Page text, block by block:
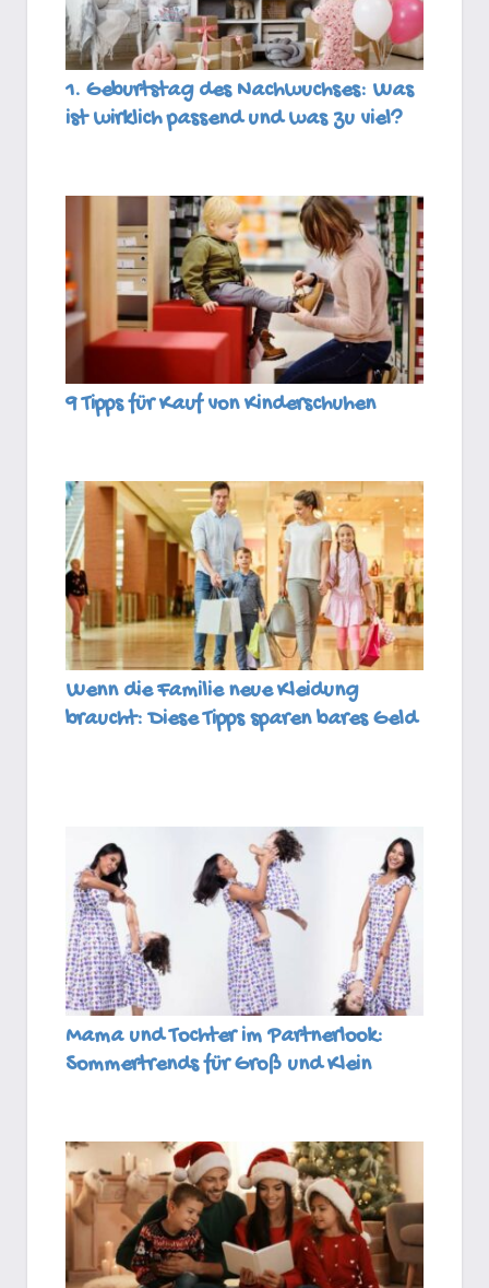
1. Geburtstag des Nachwuchses: Was
ist wirklich passend und was zu viel?
9 Tipps für Kauf von Kinderschuhen
Wenn die Familie neue Kleidung
braucht: Diese Tipps sparen bares Geld
Mama und Tochter im Partnerlook:
Sommertrends für Groß und Klein